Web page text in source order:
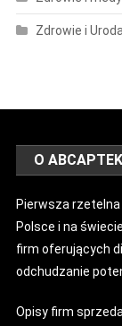
Zdrowie i
O
Pierwsza
Polsce i na
firm oferujących
odchudzanie
Opisy firm